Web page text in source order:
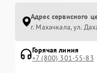
Адрес сервисного
г. Махачкала, ул.
Горячая линия
+7 (800) 301-55-83